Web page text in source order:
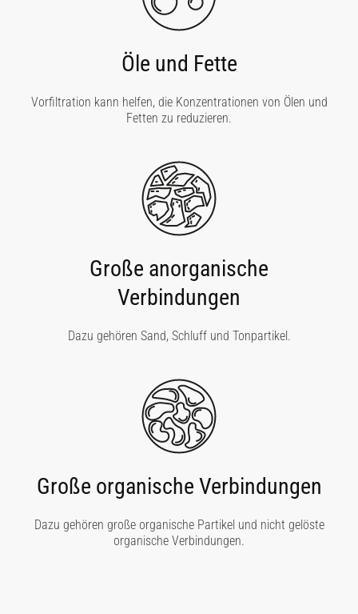
Öle und Fette
Vorfiltration kann helfen, die Konzentrationen von Ölen und
Fetten zu reduzieren.
Große anorganische
Verbindungen
Dazu gehören Sand, Schluff und Tonpartikel.
Große organische Verbindungen
Dazu gehören große organische Partikel und nicht gelöste
organische Verbindungen.